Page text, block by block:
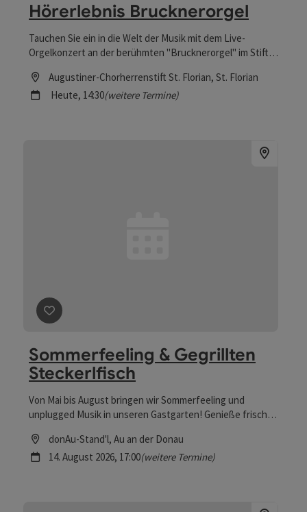
Hörerlebnis Brucknerorgel
Tauchen Sie ein in die Welt der Musik mit dem Live-
Orgelkonzert an der berühmten "Brucknerorgel" im Stift
Location
Augustiner-Chorherrenstift St. Florian, St. Florian
Nächster Termin
Heute, 14:30(weitere Termine)
Beitrag merken
Sommerfeeling & Gegrillten
Steckerlfisch
Von Mai bis August bringen wir Sommerfeeling und
unplugged Musik in unseren Gastgarten! Genieße frisch
vorbestellen!
Location
donAu-Stand'l, Au an der Donau
Nächster Termin
14. August 2026, 17:00(weitere Termine)